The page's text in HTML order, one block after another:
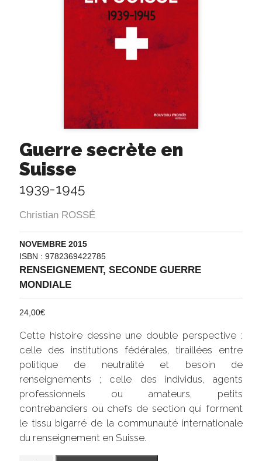
Guerre secrète en
Suisse
1939-1945
Christian ROSSÉ
NOVEMBRE 2015
ISBN : 9782369422785
RENSEIGNEMENT, SECONDE GUERRE
MONDIALE
24,00€
Cette histoire dessine une double perspective :
celle des institutions fédérales, tiraillées entre
politique de neutralité et besoin de
renseignements ; celle des individus, agents
professionnels ou amateurs, petits
contrebandiers ou chefs de section qui forment
le tissu bigarré de la communauté internationale
du renseignement en Suisse.